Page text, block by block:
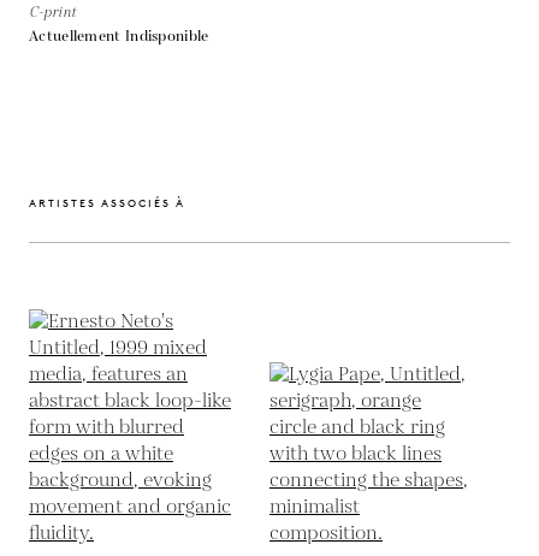
C-print
Actuellement Indisponible
ARTISTES ASSOCIÉS À